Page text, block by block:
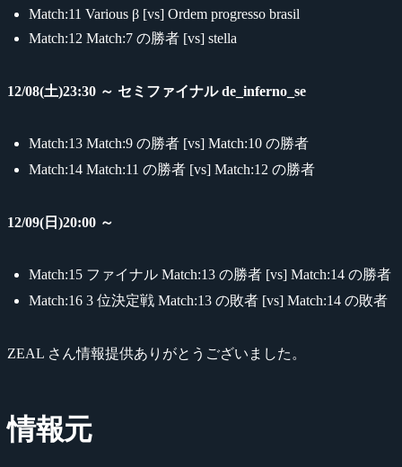
Match:11 Various β [vs] Ordem progresso brasil
Match:12 Match:7 の勝者 [vs] stella
12/08(土)23:30 ～ セミファイナル de_inferno_se
Match:13 Match:9 の勝者 [vs] Match:10 の勝者
Match:14 Match:11 の勝者 [vs] Match:12 の勝者
12/09(日)20:00 ～
Match:15 ファイナル Match:13 の勝者 [vs] Match:14 の勝者
Match:16 3 位決定戦 Match:13 の敗者 [vs] Match:14 の敗者
ZEAL さん情報提供ありがとうございました。
情報元